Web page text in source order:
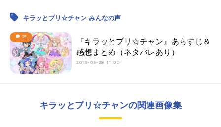
キラッとプリ☆チャン みんなの声
25
『キラッとプリ☆チャン』あらすじ＆
感想まとめ（ネタバレあり）
2019-05-28 17:00
キラッとプリ☆チャンの関連画像集